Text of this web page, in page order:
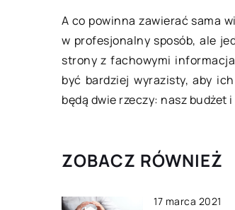
A co powinna zawierać sama
w profesjonalny sposób, ale
strony z fachowymi
być bardziej wyrazisty, aby
będą dwie rzeczy: nasz budżet
ZOBACZ RÓWNIEŻ
17 marca 2021